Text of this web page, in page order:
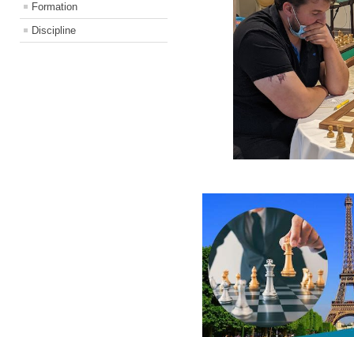
Formation
Discipline